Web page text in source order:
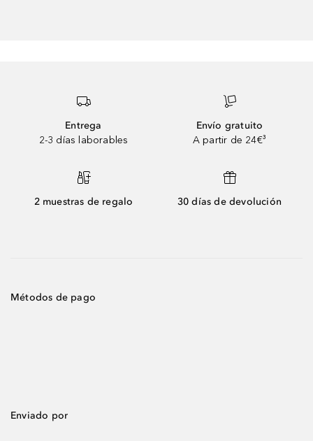
Entrega
2-3 días laborables
Envío gratuito
A partir de 24€³
2 muestras de regalo 30 días de devolución
Métodos de pago
Enviado por